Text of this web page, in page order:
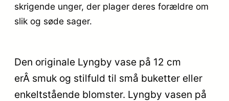
skrigende unger, der plager deres forældre om
slik og søde sager.
Den originale Lyngby vase på 12 cm
erÂ smuk og stilfuld til små buketter eller
enkeltstående blomster. Lyngby vasen på